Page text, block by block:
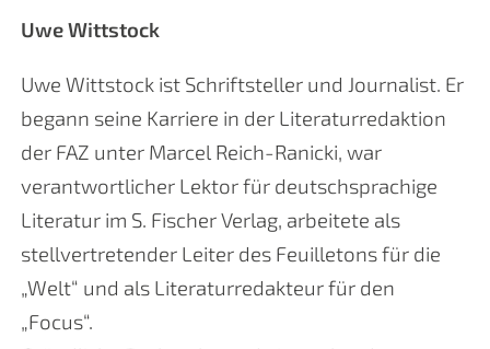
Uwe Wittstock
Uwe Wittstock ist Schriftsteller und Journalist. Er
begann seine Karriere in der Literaturredaktion
der FAZ unter Marcel Reich-Ranicki, war
verantwortlicher Lektor für deutschsprachige
Literatur im S. Fischer Verlag, arbeitete als
stellvertretender Leiter des Feuilletons für die
„Welt“ und als Literaturredakteur für den
„Focus“.